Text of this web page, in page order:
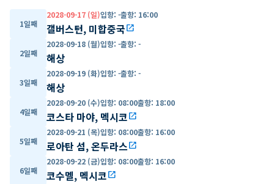
1일째
2028-09-17 (일)입항: -출항: 16:00
갤버스턴, 미합중국open_in_new
2일째
2028-09-18 (월)입항: -출항: -
해상
3일째
2028-09-19 (화)입항: -출항: -
해상
4일째
2028-09-20 (수)입항: 08:00출항: 18:00
코스타 마야, 멕시코open_in_new
5일째
2028-09-21 (목)입항: 08:00출항: 16:00
로아탄 섬, 온두라스open_in_new
6일째
2028-09-22 (금)입항: 08:00출항: 16:00
코수멜, 멕시코open_in_new